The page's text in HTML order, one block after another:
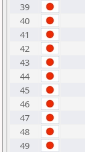
39
40
41
42
43
44
45
46
47
48
49